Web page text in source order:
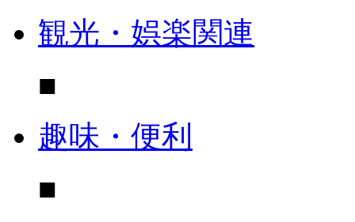
観光・娯楽関連
■
趣味・便利
■